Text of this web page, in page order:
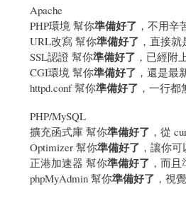
Apache
PHP環境 幫你準備好了 ，不用辛
URL改寫 幫你準備好了 ，直接就
SSL認證 幫你準備好了 ，已經附
CGI環境 幫你準備好了 ，還是最
httpd.conf 幫你準備好了 ，一行
PHP/MySQL
擴充函式庫 幫你準備好了 ，從
Optimizer 幫你準備好了 ，讓你
正港加速器 幫你準備好了 ，而
phpMyAdmin 幫你準備好了 ，視